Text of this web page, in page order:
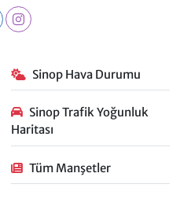
Sinop Hava Durumu
Sinop Trafik Yoğunluk
Haritası
Tüm Manşetler